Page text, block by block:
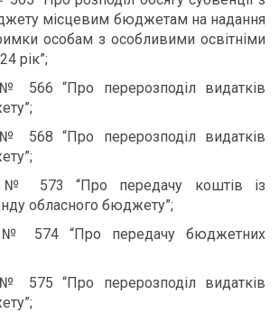
місцевим бюджетам на надання
особам з особливими освітніми
рік”;
566 “Про перерозподіл видатків
568 “Про перерозподіл видатків
№ 573 “Про передачу коштів із
обласного бюджету”;
№ 574 “Про передачу бюджетних
575 “Про перерозподіл видатків